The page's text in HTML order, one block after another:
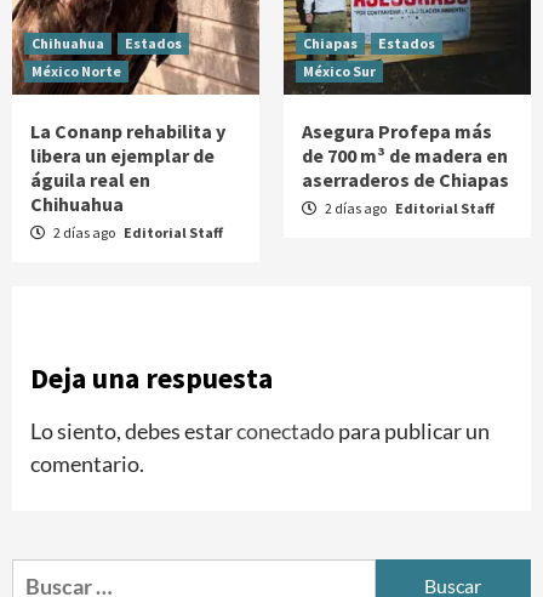
Chihuahua
Estados
México Norte
La Conanp rehabilita y
libera un ejemplar de
águila real en
Chihuahua
2 días ago Editorial Staff
Chiapas
Estados
México Sur
Asegura Profepa más
de 700 m³ de madera en
aserraderos de Chiapas
2 días ago Editorial Staff
Deja una respuesta
Lo siento, debes estarconectadopara publicar un
comentario.
Buscar: